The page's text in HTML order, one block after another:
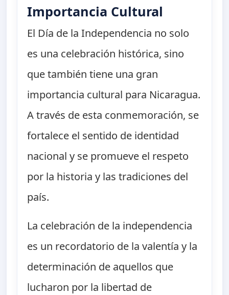
Importancia Cultural
El Día de la Independencia no solo
es una celebración histórica, sino
que también tiene una gran
importancia cultural para Nicaragua.
A través de esta conmemoración, se
fortalece el sentido de identidad
nacional y se promueve el respeto
por la historia y las tradiciones del
país.
La celebración de la independencia
es un recordatorio de la valentía y la
determinación de aquellos que
lucharon por la libertad de